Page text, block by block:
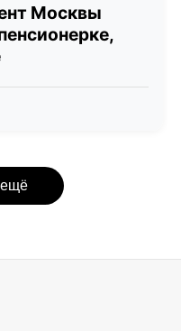
Москвы
ещё